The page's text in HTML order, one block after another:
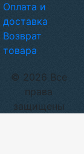
© 2026 Все
права
защищены
Оплата и
доставка
Возврат
товара